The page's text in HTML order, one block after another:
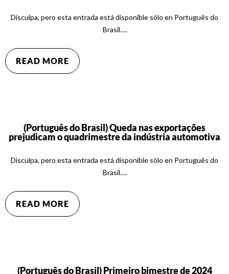
Disculpa, pero esta entrada está disponible sólo en Português do
Brasil….
READ MORE
(Português do Brasil) Queda nas exportações
prejudicam o quadrimestre da indústria automotiva
Disculpa, pero esta entrada está disponible sólo en Português do
Brasil….
READ MORE
(Português do Brasil) Primeiro bimestre de 2024